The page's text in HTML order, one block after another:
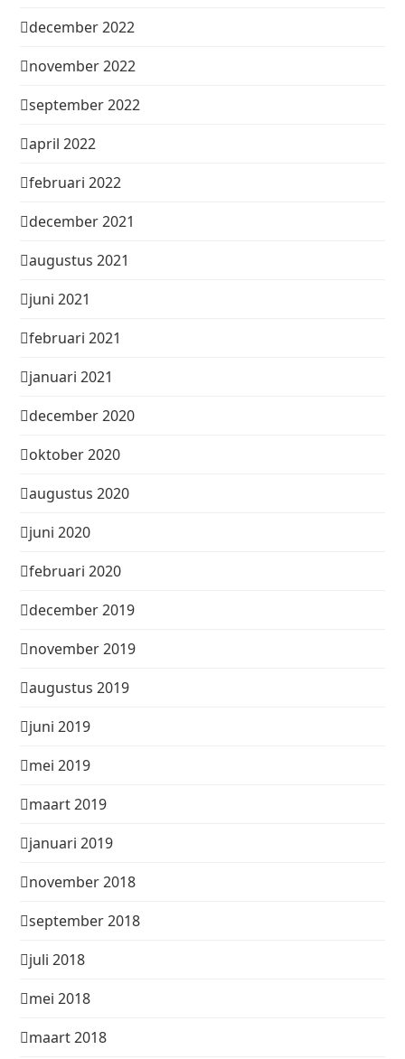
december 2022
november 2022
september 2022
april 2022
februari 2022
december 2021
augustus 2021
juni 2021
februari 2021
januari 2021
december 2020
oktober 2020
augustus 2020
juni 2020
februari 2020
december 2019
november 2019
augustus 2019
juni 2019
mei 2019
maart 2019
januari 2019
november 2018
september 2018
juli 2018
mei 2018
maart 2018